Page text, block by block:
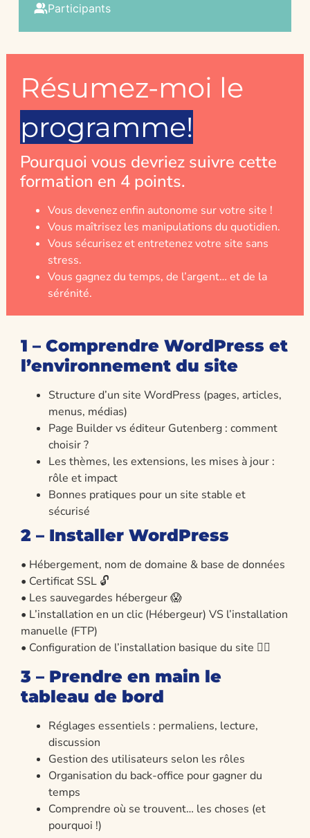
Participants
Résumez-moi le
programme!
Pourquoi vous devriez suivre cette
formation en 4 points.
Vous devenez enfin autonome sur votre site !
Vous maîtrisez les manipulations du quotidien.
Vous sécurisez et entretenez votre site sans
stress.
Vous gagnez du temps, de l’argent… et de la
sérénité.
1 – Comprendre WordPress et
l’environnement du site
Structure d’un site WordPress (pages, articles,
menus, médias)
Page Builder vs éditeur Gutenberg : comment
choisir ?
Les thèmes, les extensions, les mises à jour :
rôle et impact
Bonnes pratiques pour un site stable et
sécurisé
2 – Installer WordPress
• Hébergement, nom de domaine & base de données
• Certificat SSL 🔓
• Les sauvegardes hébergeur 😱
• L’installation en un clic (Hébergeur) VS l’installation
manuelle (FTP)
• Configuration de l’installation basique du site 👍🏻
3 – Prendre en main le
tableau de bord
Réglages essentiels : permaliens, lecture,
discussion
Gestion des utilisateurs selon les rôles
Organisation du back-office pour gagner du
temps
Comprendre où se trouvent… les choses (et
pourquoi !)